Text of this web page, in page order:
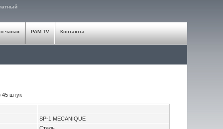
часах PAM TV Контакты
45 штук
SP-1 MECANIQUE